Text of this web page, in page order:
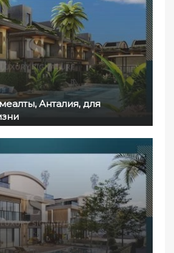
Анталия, для